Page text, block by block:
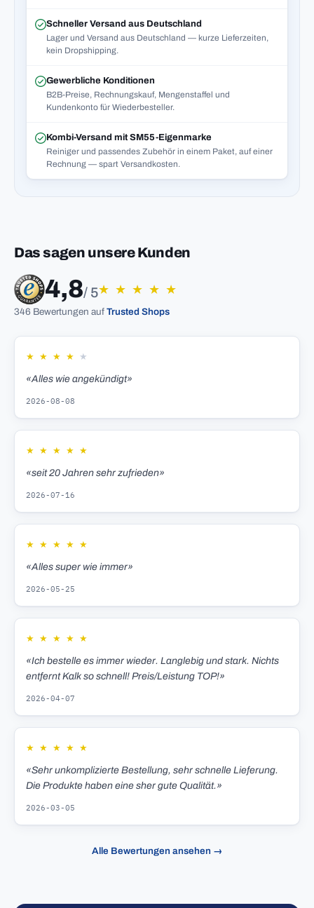
Schneller Versand aus Deutschland
Lager und Versand aus Deutschland — kurze Lieferzeiten,
kein Dropshipping.
Gewerbliche Konditionen
B2B-Preise, Rechnungskauf, Mengenstaffel und
Kundenkonto für Wiederbesteller.
Kombi-Versand mit SM55-Eigenmarke
Reiniger und passendes Zubehör in einem Paket, auf einer
Rechnung — spart Versandkosten.
Das sagen unsere Kunden
4,8/ 5★ ★ ★ ★ ★
346 Bewertungen auf Trusted Shops
★ ★ ★ ★ ★
«Alles wie angekündigt»
2026-08-08
★ ★ ★ ★ ★
«seit 20 Jahren sehr zufrieden»
2026-07-16
★ ★ ★ ★ ★
«Alles super wie immer»
2026-05-25
★ ★ ★ ★ ★
«Ich bestelle es immer wieder. Langlebig und stark. Nichts
entfernt Kalk so schnell! Preis/Leistung TOP!»
2026-04-07
★ ★ ★ ★ ★
«Sehr unkomplizierte Bestellung, sehr schnelle Lieferung.
Die Produkte haben eine sher gute Qualität.»
2026-03-05
Alle Bewertungen ansehen →